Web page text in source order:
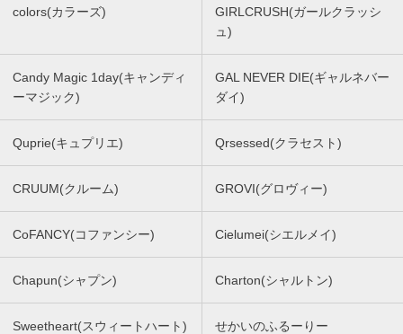
colors(カラーズ)
GIRLCRUSH(ガールクラッシ
ュ)
Candy Magic 1day(キャンディ
ーマジック)
GAL NEVER DIE(ギャルネバー
ダイ)
Quprie(キュプリエ) Qrsessed(クラセスト)
CRUUM(クルーム) GROVI(グロヴィー)
CoFANCY(コファンシー) Cielumei(シエルメイ)
Chapun(シャプン) Charton(シャルトン)
Sweetheart(スウィートハート) せかいのふるーりー